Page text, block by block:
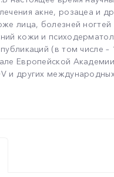
акне, розацеа и
лица, болезней
кожи и
(в том числе
Европейской
и других